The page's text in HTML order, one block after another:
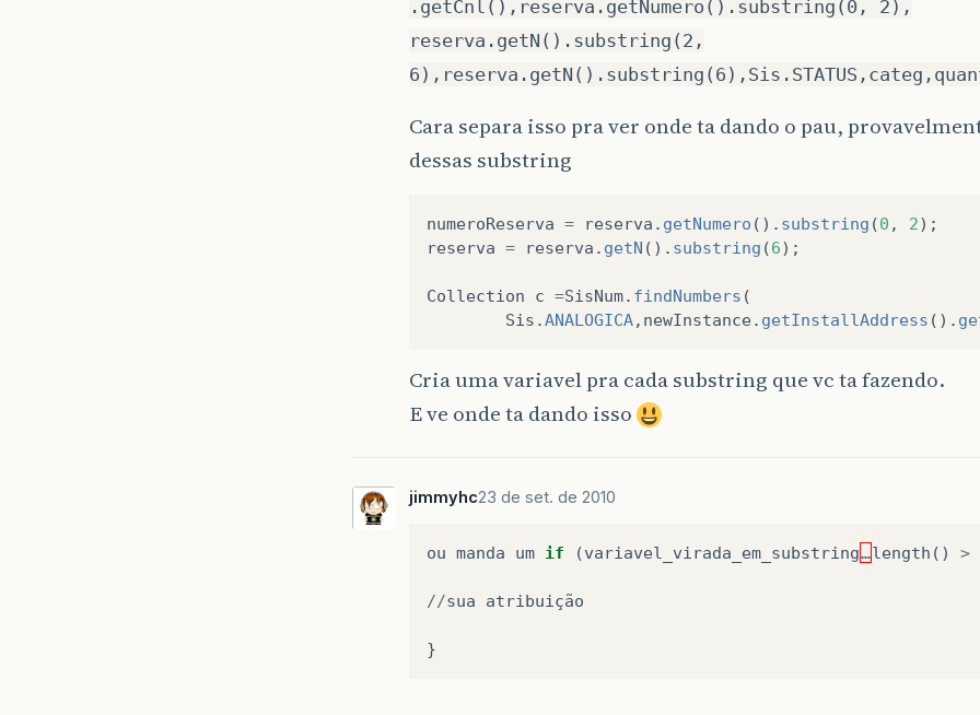
.getCnl(),reserva.getNumero().substring(0, 2),
reserva.getN().substring(2,
Cara separa isso pra ver onde ta dando o pau,
dessas substring
numeroReserva = reserva . getNumero (). substring (0 , 2);
reserva = reserva . getN (). substring (6);
Collection c =SisNum. findNumbers (
Sis .ANALOGICA, newInstance. getInstallAddress ().
Cria uma variavel pra cada substring que vc ta fazendo.
E ve onde ta dando isso
jimmyhc23 de set. de 2010
ou manda um if (variavel_virada_em_substring…length () >
//sua atribuição
}